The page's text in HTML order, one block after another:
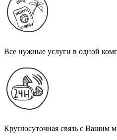
Все нужные услуги в одной
Круглосуточная связь с Вашим